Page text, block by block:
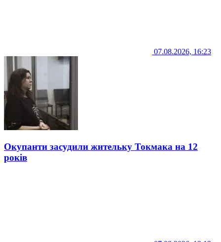
07.08.2026, 16:23
Окупанти засудили жительку Токмака на 12
років